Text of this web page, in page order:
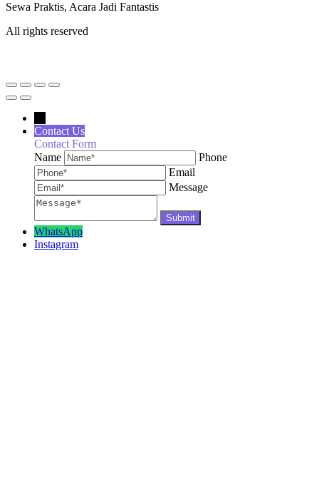
Sewa Praktis, Acara Jadi Fantastis
All rights reserved
Contact Us
Contact Form
Name
Phone
Email
Message
WhatsApp
Instagram